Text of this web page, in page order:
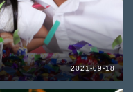
2021-09-18